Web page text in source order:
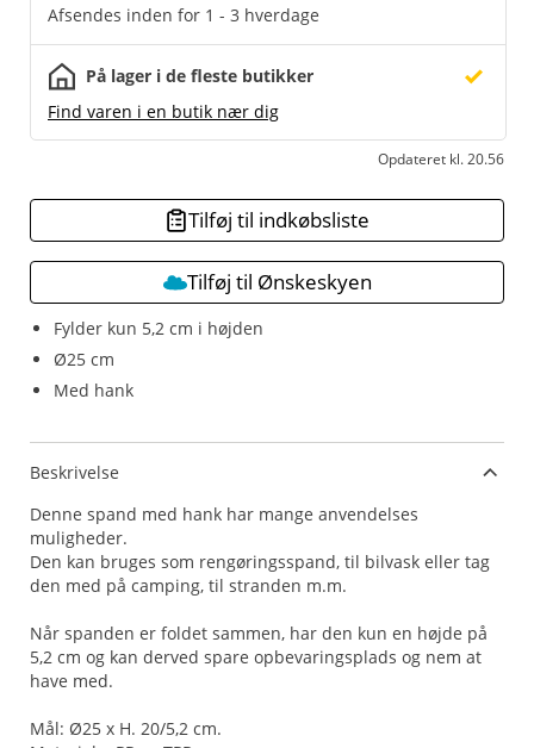
Fylder kun 5,2 cm i højden
Ø25 cm
Med hank
Afsendes inden for 1 - 3 hverdage
På lager i de fleste butikker
Find varen i en butik nær dig
Opdateret kl. 20.56
Tilføj til indkøbsliste
Tilføj til Ønskeskyen
Beskrivelse
Denne spand med hank har mange anvendelses
muligheder.
Den kan bruges som rengøringsspand, til bilvask eller tag
den med på camping, til stranden m.m.
Når spanden er foldet sammen, har den kun en højde på
5,2 cm og kan derved spare opbevaringsplads og nem at
have med.
Mål: Ø25 x H. 20/5,2 cm.